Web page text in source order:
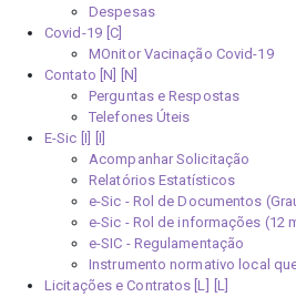
Despesas
Covid-19
MOnitor Vacinação Covid-19
Contato [N]
Perguntas e Respostas
Telefones Úteis
E-Sic [I]
Acompanhar Solicitação
Relatórios Estatísticos
e-Sic - Rol de Documentos
e-Sic - Rol de informações (12
e-SIC - Regulamentação
Instrumento normativo local
Licitações e Contratos [L]